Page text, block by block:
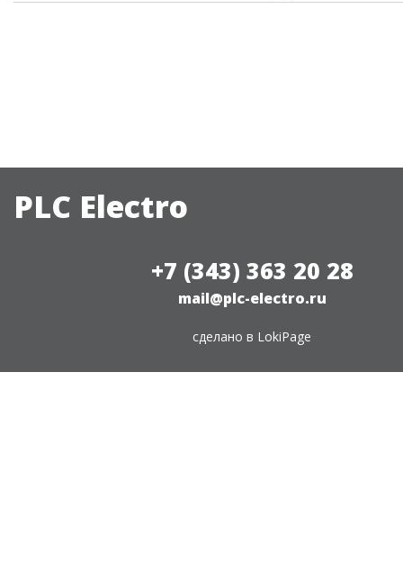
PLC Electro
+7 (343) 363 20 28
mail@plc-electro.ru
сделано в LokiPage